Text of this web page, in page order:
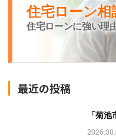
住宅ローン相
住宅ローンに強い理
最近の投稿
「菊